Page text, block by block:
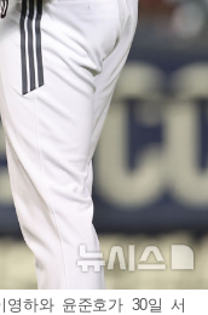
하와 윤준호가 30일 서